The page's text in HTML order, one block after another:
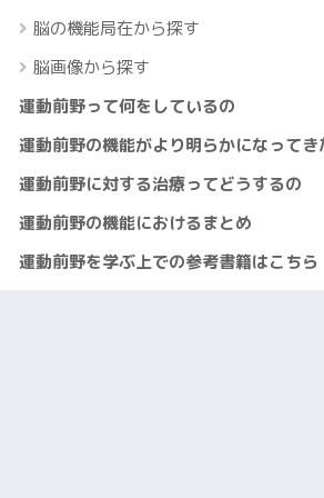
脳の機能局在から探す
脳画像から探す
運動前野って何をしているの
運動前野の機能がより明らかになってき
運動前野に対する治療ってどうするの
運動前野の機能におけるまとめ
運動前野を学ぶ上での参考書籍はこちら